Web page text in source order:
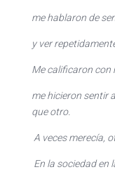
me hablaron de
y ver
Me calificaron con
me hicieron sentir
que otro.
A veces merecía,
En la sociedad en